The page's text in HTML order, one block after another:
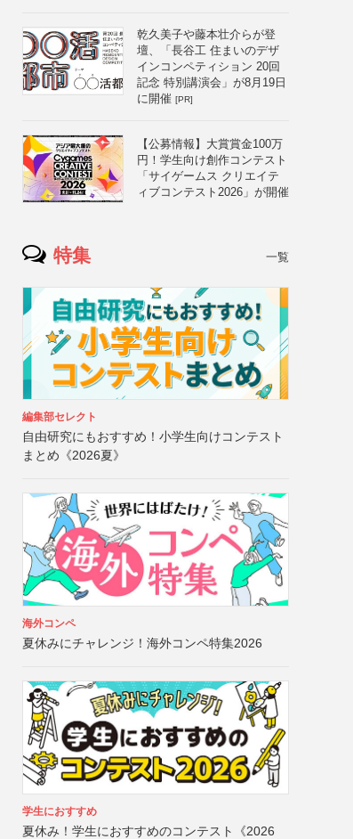
乾久美子や藤本壮介らが登
壇、「長谷工 住まいのデザ
インコンペティション 20回
記念 特別講演会」が8月19日
に開催 [PR]
【公募情報】大賞賞金100万
円！学生向け創作コンテスト
「サイゲームス クリエイテ
ィブコンテスト2026」が開催
特集 一覧
編集部セレクト
自由研究にもおすすめ！小学生向けコンテスト
まとめ《2026夏》
海外コンペ
夏休みにチャレンジ！海外コンペ特集2026
学生におすすめ
夏休み！学生におすすめのコンテスト《2026